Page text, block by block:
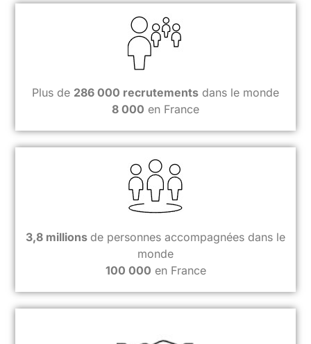
Plus de 286 000 recrutements dans le monde
8 000 en France
3,8 millions de personnes accompagnées dans le
monde
100 000 en France